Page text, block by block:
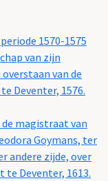
1570-1575
van zijn
van de
Deventer, 1576.
magistraat van
Goymans, ter
andere zijde, over
te Deventer, 1613.